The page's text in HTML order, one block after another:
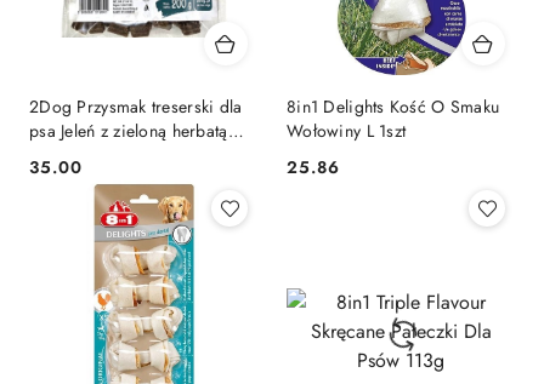
2Dog Przysmak treserski dla
psa Jeleń z zieloną herbatą
200g
Cena:
35.00
8in1 Delights Kość O Smaku
Wołowiny L 1szt
Cena:
25.86